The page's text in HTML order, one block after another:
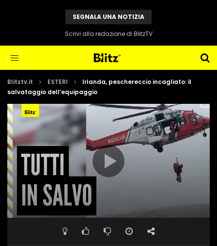
SEGNALA UNA NOTIZIA
Scrivi alla redazione di BlitzTV
Blitztv.it ESTERI
Irlanda, peschereccio incagliato: il
salvataggio dell’equipaggio